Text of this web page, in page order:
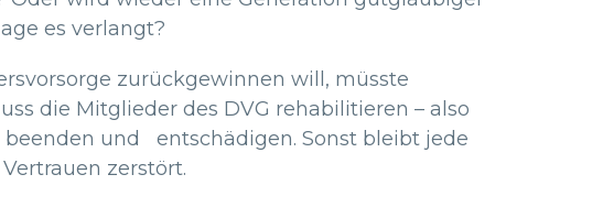
es verlangt?
zurückgewinnen will, müsste
die Mitglieder des DVG rehabilitieren – also
und entschädigen. Sonst bleibt jede
zerstört.